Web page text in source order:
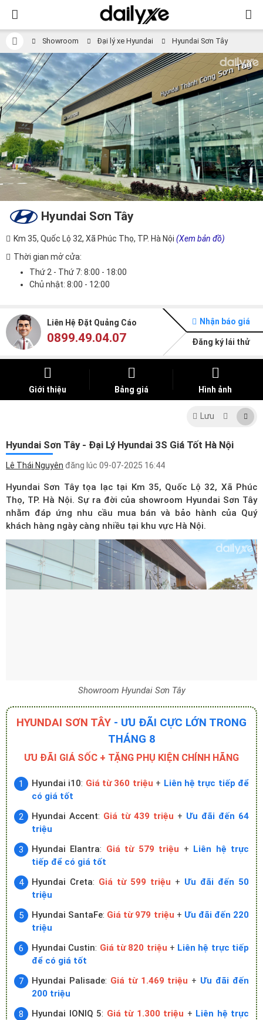
Showroom Đại lý xe Hyundai Hyundai Sơn Tây
Hyundai Sơn Tây
Km 35, Quốc Lộ 32, Xã Phúc Thọ, TP. Hà Nội (Xem bản đồ)
Thời gian mở cửa:
Thứ 2 - Thứ 7: 8:00 - 18:00
Chủ nhật: 8:00 - 12:00
Liên Hệ Đặt Quảng Cáo
0899.49.04.07
Nhận báo giá
Đăng ký lái thử
Giới thiệu Bảng giá Hình ảnh
Lưu
Hyundai Sơn Tây - Đại Lý Hyundai 3S Giá Tốt Hà Nội
Lê Thái Nguyên đăng lúc 09-07-2025 16:44
Hyundai Sơn Tây tọa lạc tại Km 35, Quốc Lộ 32, Xã Phúc
Thọ, TP. Hà Nội. Sự ra đời của showroom Hyundai Sơn Tây
nhằm đáp ứng nhu cầu mua bán và bảo hành của Quý
khách hàng ngày càng nhiều tại khu vực Hà Nội.
Showroom Hyundai Sơn Tây
HYUNDAI SƠN TÂY - ƯU ĐÃI CỰC LỚN TRONG
THÁNG 8
ƯU ĐÃI GIÁ SỐC + TẶNG PHỤ KIỆN CHÍNH HÃNG
Hyundai i10: Giá từ 360 triệu + Liên hệ trực tiếp để
có giá tốt
Hyundai Accent: Giá từ 439 triệu + Ưu đãi đến 64
triệu
Hyundai Elantra: Giá từ 579 triệu + Liên hệ trực
tiếp để có giá tốt
Hyundai Creta: Giá từ 599 triệu + Ưu đãi đến 50
triệu
Hyundai SantaFe: Giá từ 979 triệu + Ưu đãi đến 220
triệu
Hyundai Custin: Giá từ 820 triệu + Liên hệ trực tiếp
để có giá tốt
Hyundai Palisade: Giá từ 1.469 triệu + Ưu đãi đến
200 triệu
Hyundai IONIQ 5: Giá từ 1.300 triệu + Liên hệ trực